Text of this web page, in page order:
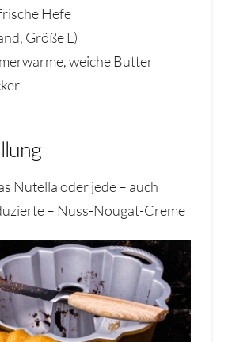
Hefe
Größe L)
weiche Butter
Nutella oder jede – auch
– Nuss-Nougat-Creme